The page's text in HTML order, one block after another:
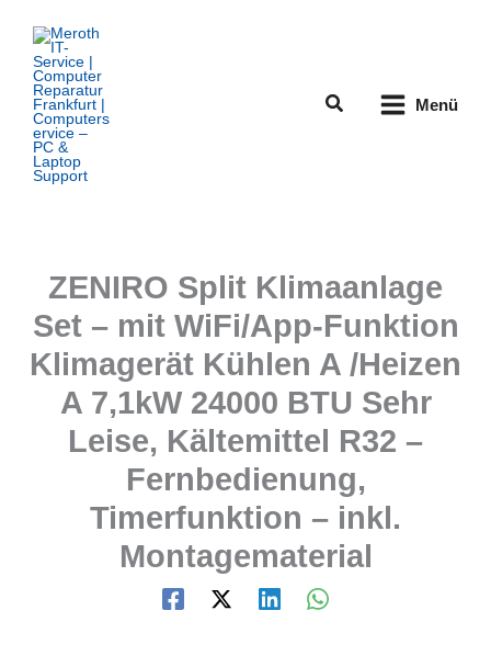
Inhalt
springen
Suchen Menü
ZENIRO Split Klimaanlage
Set – mit WiFi/App-Funktion
Klimagerät Kühlen A /Heizen
A 7,1kW 24000 BTU Sehr
Leise, Kältemittel R32 –
Fernbedienung,
Timerfunktion – inkl.
Montagematerial